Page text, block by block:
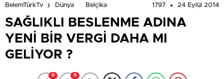
BelemTürkTv Dünya Belçika 1797 24 Eylül 2014
SAĞLIKLI BESLENME ADINA
YENİ BİR VERGİ DAHA MI
GELİYOR ?
0 0